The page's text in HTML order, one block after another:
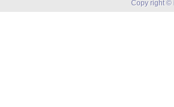
Copy right ©